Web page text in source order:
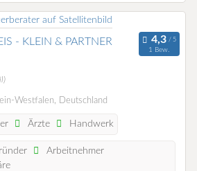
- KLEIN & PARTNER
1 Bew.
Westfalen, Deutschland
Ärzte Handwerk
Arbeitnehmer